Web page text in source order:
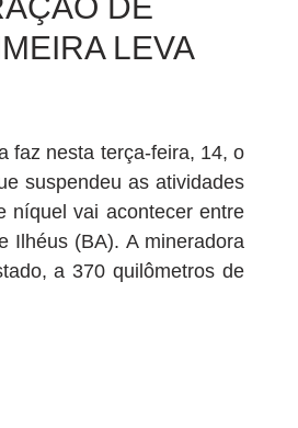
LEVA
faz nesta terça-feira, 14, o
suspendeu as atividades
níquel vai acontecer entre
Ilhéus (BA). A mineradora
a 370 quilômetros de